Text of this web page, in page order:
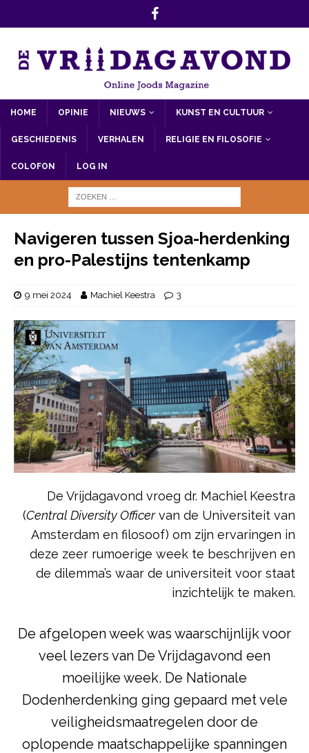
HOME OPINIE NIEUWS KUNST EN CULTUUR
GESCHIEDENIS VERHALEN RELIGIE EN FILOSOFIE
COLOFON LOG IN
Navigeren tussen Sjoa-herdenking
en pro-Palestijns tentenkamp
9 mei 2024 Machiel Keestra 3
De Vrijdagavond vroeg dr. Machiel Keestra
(Central Diversity Officervan de Universiteit van
Amsterdam en filosoof) om zijn ervaringen in
deze zeer rumoerige week te beschrijven en
de dilemma’s waar de universiteit voor staat
inzichtelijk te maken.
De afgelopen week was waarschijnlijk voor
veel lezers van De Vrijdagavond een
moeilijke week. De Nationale
Dodenherdenking ging gepaard met vele
veiligheidsmaatregelen door de
oplopende maatschappelijke spanningen